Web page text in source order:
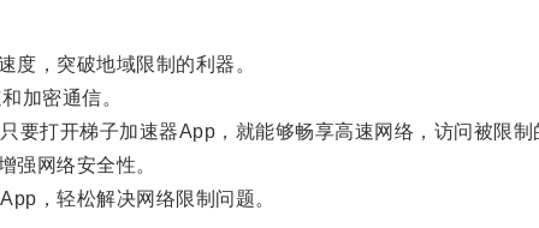
，突破地域限制的利器。
加密通信。
开梯子加速器App，就能够畅享高速网络，访问被限制
网络安全性。
，轻松解决网络限制问题。